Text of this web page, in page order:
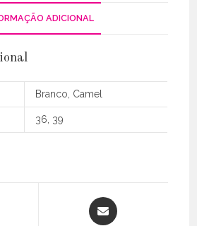
ADICIONAL
Branco, Camel
36, 39
Opens
in